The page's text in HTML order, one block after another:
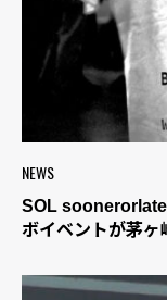
NEWS
SOL
ボイベントが茅ヶ